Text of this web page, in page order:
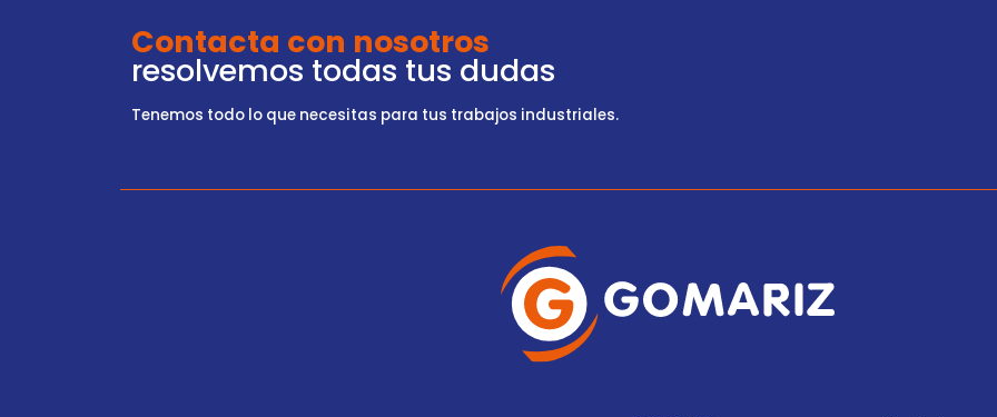
Contacta con nosotros
resolvemos todas tus dudas
Tenemos todo lo que necesitas para tus trabajos industriales.